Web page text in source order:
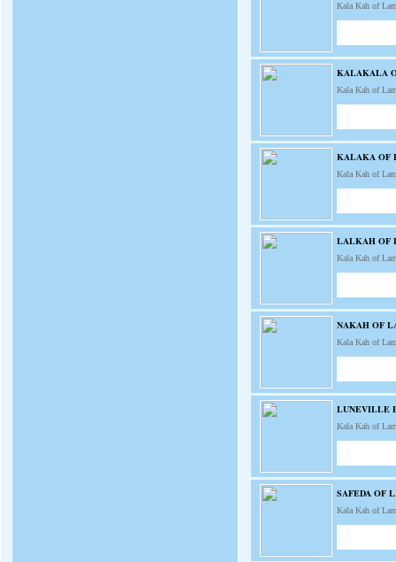
Kala Kah of
KALAKALA
Kala Kah of
KALAKA OF
Kala Kah of
LALKAH OF
Kala Kah of
NAKAH OF
Kala Kah of
LUNEVILLE
Kala Kah of
SAFEDA OF
Kala Kah of